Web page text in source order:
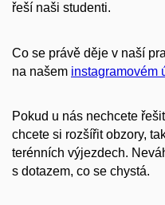
řeší naši studenti.
Co se právě děje v naší
na našem instagramovém
Pokud u nás nechcete
chcete si rozšířit obzory,
terénních výjezdech.
s dotazem, co se chystá.